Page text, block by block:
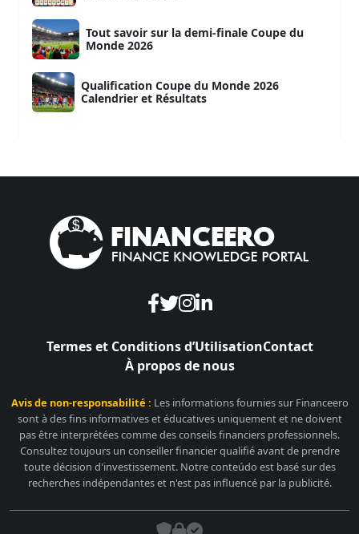
Tout savoir sur la demi-finale Coupe du
Monde 2026
Qualification Coupe du Monde 2026
Calendrier et Résultats
Termes et Conditions d’UtilisationContact
À propos de nous
Avis de non-responsabilité : Les informations fournies sur Financeero
sont à des fins informatives et éducatives uniquement et ne doivent
pas être interprétées comme des conseils financiers professionnels.
Consultez toujours un conseiller financier qualifié avant de prendre
toute décision d'investissement. Notre conteúdo est basé sur des
recherches indépendantes et n'est pas influencé par la publicité.